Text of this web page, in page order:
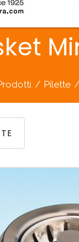
/ Pilette /